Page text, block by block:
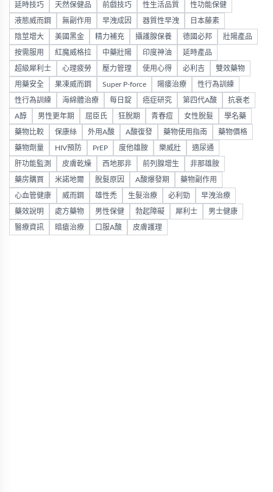
延時技巧 天然保健品 前戲技巧 性生活品質 性功能保健
液態威而鋼 無副作用 早洩成因 器質性早洩 日本藤素
陰莖增大 美國黑金 精力補充 攝護腺保養 德國必邦 壯陽產品
按需服用 紅魔威格拉 中藥壯陽 印度神油 延時產品
超級犀利士 心理疲勞 壓力管理 使用心得 必利吉 雙效藥物
用藥安全 果凍威而鋼 Super P-force 陽痿治療 性行為訓練
性行為訓練 海綿體治療 每日錠 癌症研究 第四代A酸 抗衰老
A醇 男性更年期 屈臣氏 狂脫期 青春痘 女性脫髮 學名藥
藥物比較 保康絲 外用A酸 A酸復發 藥物使用指南 藥物價格
藥物劑量 HIV預防 PrEP 度他雄胺 樂威壯 適尿通
肝功能監測 皮膚乾燥 西地那非 前列腺增生 非那雄胺
藥房購買 米諾地爾 脫髮原因 A酸爆發期 藥物副作用
心血管健康 威而鋼 雄性禿 生髮治療 必利勁 早洩治療
藥效說明 處方藥物 男性保健 勃起障礙 犀利士 男士健康
醫療資訊 暗瘡治療 口服A酸 皮膚護理